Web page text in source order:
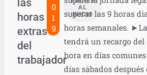
las
horas
extras
del
trabajador
0
1
9
AL
INICIO
superar las 9 horas
horas semanales.
tendrá un recargo del
hora en días comunes
días sábados después